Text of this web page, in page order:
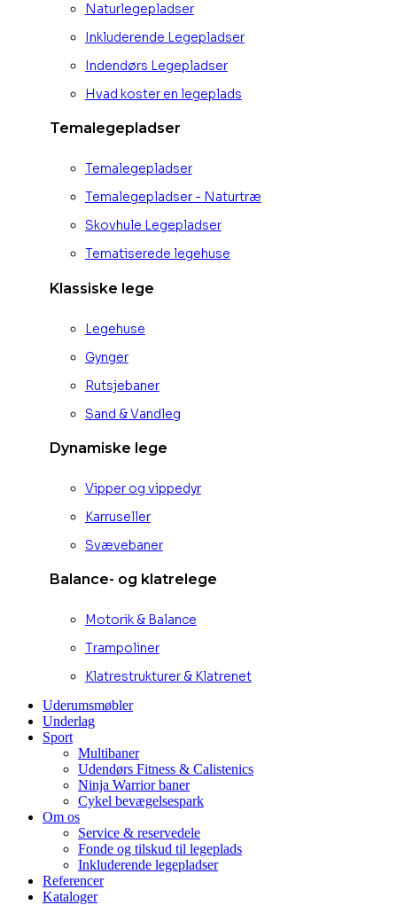
Naturlegepladser
Inkluderende Legepladser
Indendørs Legepladser
Hvad koster en legeplads
Temalegepladser
Temalegepladser
Temalegepladser - Naturtræ
Skovhule Legepladser
Tematiserede legehuse
Klassiske lege
Legehuse
Gynger
Rutsjebaner
Sand & Vandleg
Dynamiske lege
Vipper og vippedyr
Karruseller
Svævebaner
Balance- og klatrelege
Motorik & Balance
Trampoliner
Klatrestrukturer & Klatrenet
Uderumsmøbler
Underlag
Sport
Multibaner
Udendørs Fitness & Calistenics
Ninja Warrior baner
Cykel bevægelsespark
Om os
Service & reservedele
Fonde og tilskud til legeplads
Inkluderende legepladser
Referencer
Kataloger